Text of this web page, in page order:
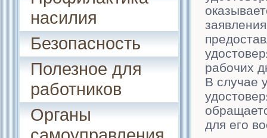
насилия
Безопасность
Полезное для
работников
Органы
рабочих
В случае
для его